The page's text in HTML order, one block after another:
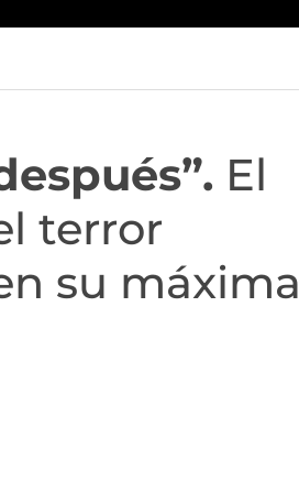
El
terror
su máxima